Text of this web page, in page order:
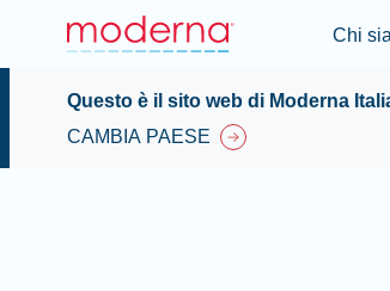
Chi
Questo è il sito web di Moderna
CAMBIA PAESE